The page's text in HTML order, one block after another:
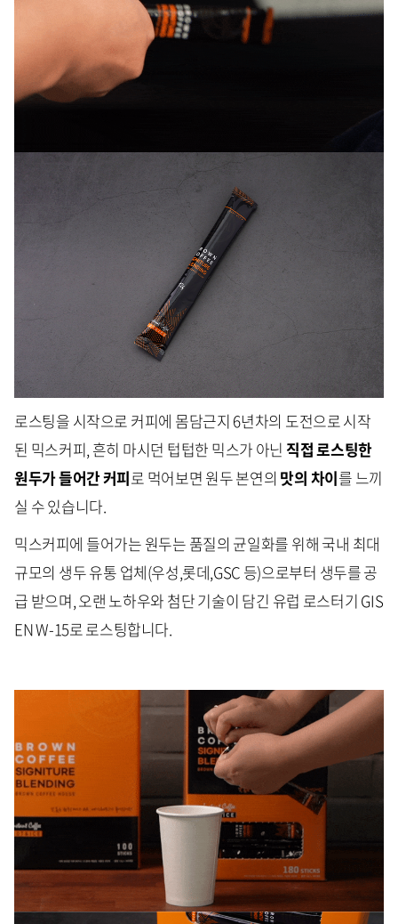
로스팅을 시작으로 커피에 몸담근지 6년차의 도전으로 시작
된 믹스커피, 흔히 마시던 텁텁한 믹스가 아닌 직접 로스팅한
원두가 들어간 커피로 먹어보면 원두 본연의 맛의 차이를 느끼
실 수 있습니다.
믹스커피에 들어가는 원두는 품질의 균일화를 위해 국내 최대
규모의 생두 유통 업체(우성,롯데,GSC 등)으로부터 생두를 공
급 받으며, 오랜 노하우와 첨단 기술이 담긴 유럽 로스터기 GIS
EN W-15로 로스팅합니다.